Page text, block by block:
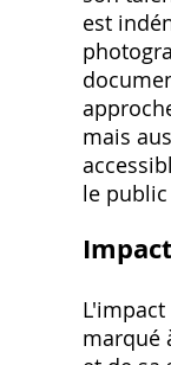
est
mais
le
marqué